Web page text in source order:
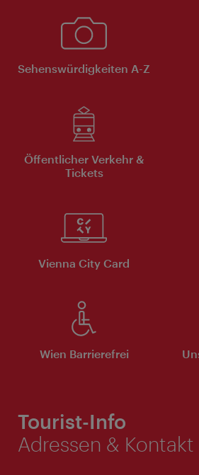
Sehenswürdigkeiten A-Z
Öffentlicher Verkehr &
Tickets
Vienna City Card
Wien Barrierefrei
Tourist-Info
Adressen & Kontakt